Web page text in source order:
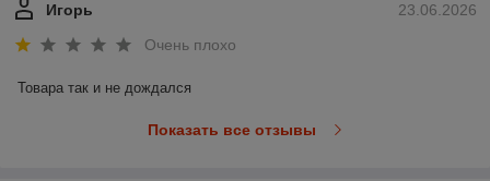
23.06.2026
Игорь
Очень плохо
Товара так и не дождался
Показать все отзывы